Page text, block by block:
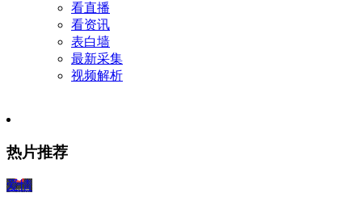
看直播
看资讯
表白墙
最新采集
视频解析
热片推荐
爱情